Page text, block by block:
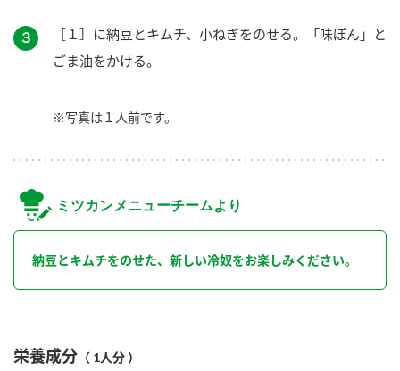
３
［１］に納豆とキムチ、小ねぎをのせる。「味ぽん」と
ごま油をかける。
※写真は１人前です。
ミツカンメニューチームより
納豆とキムチをのせた、新しい冷奴をお楽しみください。
栄養成分 （ 1人分 ）